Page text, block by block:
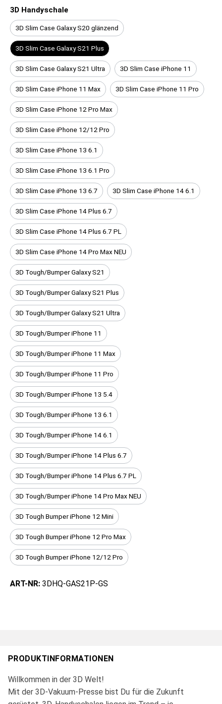
3D Handyschale
3D Slim Case Galaxy S20 glänzend
3D Slim Case Galaxy S21 Plus
3D Slim Case Galaxy S21 Ultra 3D Slim Case iPhone 11
3D Slim Case iPhone 11 Max 3D Slim Case iPhone 11 Pro
3D Slim Case iPhone 12 Pro Max
3D Slim Case iPhone 12/12 Pro
3D Slim Case iPhone 13 6.1
3D Slim Case iPhone 13 6.1 Pro
3D Slim Case iPhone 13 6.7 3D Slim Case iPhone 14 6.1
3D Slim Case iPhone 14 Plus 6.7
3D Slim Case iPhone 14 Plus 6.7 PL
3D Slim Case iPhone 14 Pro Max NEU
3D Tough/Bumper Galaxy S21
3D Tough/Bumper Galaxy S21 Plus
3D Tough/Bumper Galaxy S21 Ultra
3D Tough/Bumper iPhone 11
3D Tough/Bumper iPhone 11 Max
3D Tough/Bumper iPhone 11 Pro
3D Tough/Bumper iPhone 13 5.4
3D Tough/Bumper iPhone 13 6.1
3D Tough/Bumper iPhone 14 6.1
3D Tough/Bumper iPhone 14 Plus 6.7
3D Tough/Bumper iPhone 14 Plus 6.7 PL
3D Tough/Bumper iPhone 14 Pro Max NEU
3D Tough Bumper iPhone 12 Mini
3D Tough Bumper iPhone 12 Pro Max
3D Tough Bumper iPhone 12/12 Pro
ART-NR: 3DHQ-GAS21P-GS
PRODUKTINFORMATIONEN
Willkommen in der 3D Welt!
Mit der 3D-Vakuum-Presse bist Du für die Zukunft